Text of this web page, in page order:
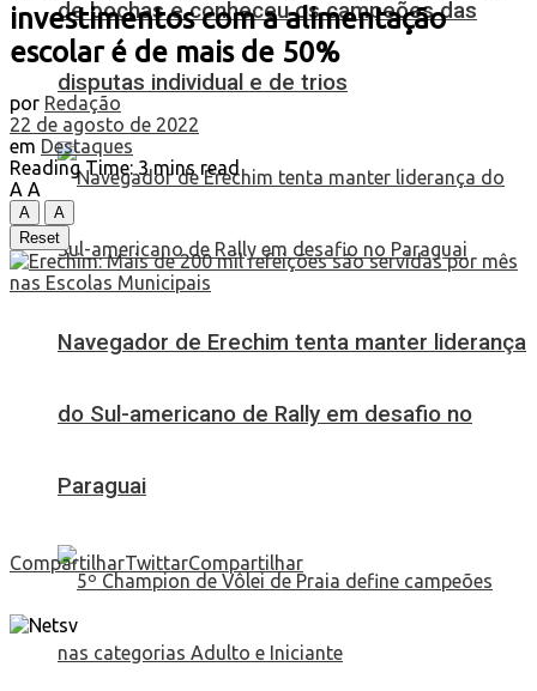
de bochas e conheceu os campeões das
disputas individual e de trios
Navegador de Erechim tenta manter liderança
do Sul-americano de Rally em desafio no
Paraguai
investimentos com a alimentação
escolar é de mais de 50%
por Redação
22 de agosto de 2022
em Destaques
Reading Time: 3 mins read
A A
A
A
Reset
CompartilharTwittarCompartilhar